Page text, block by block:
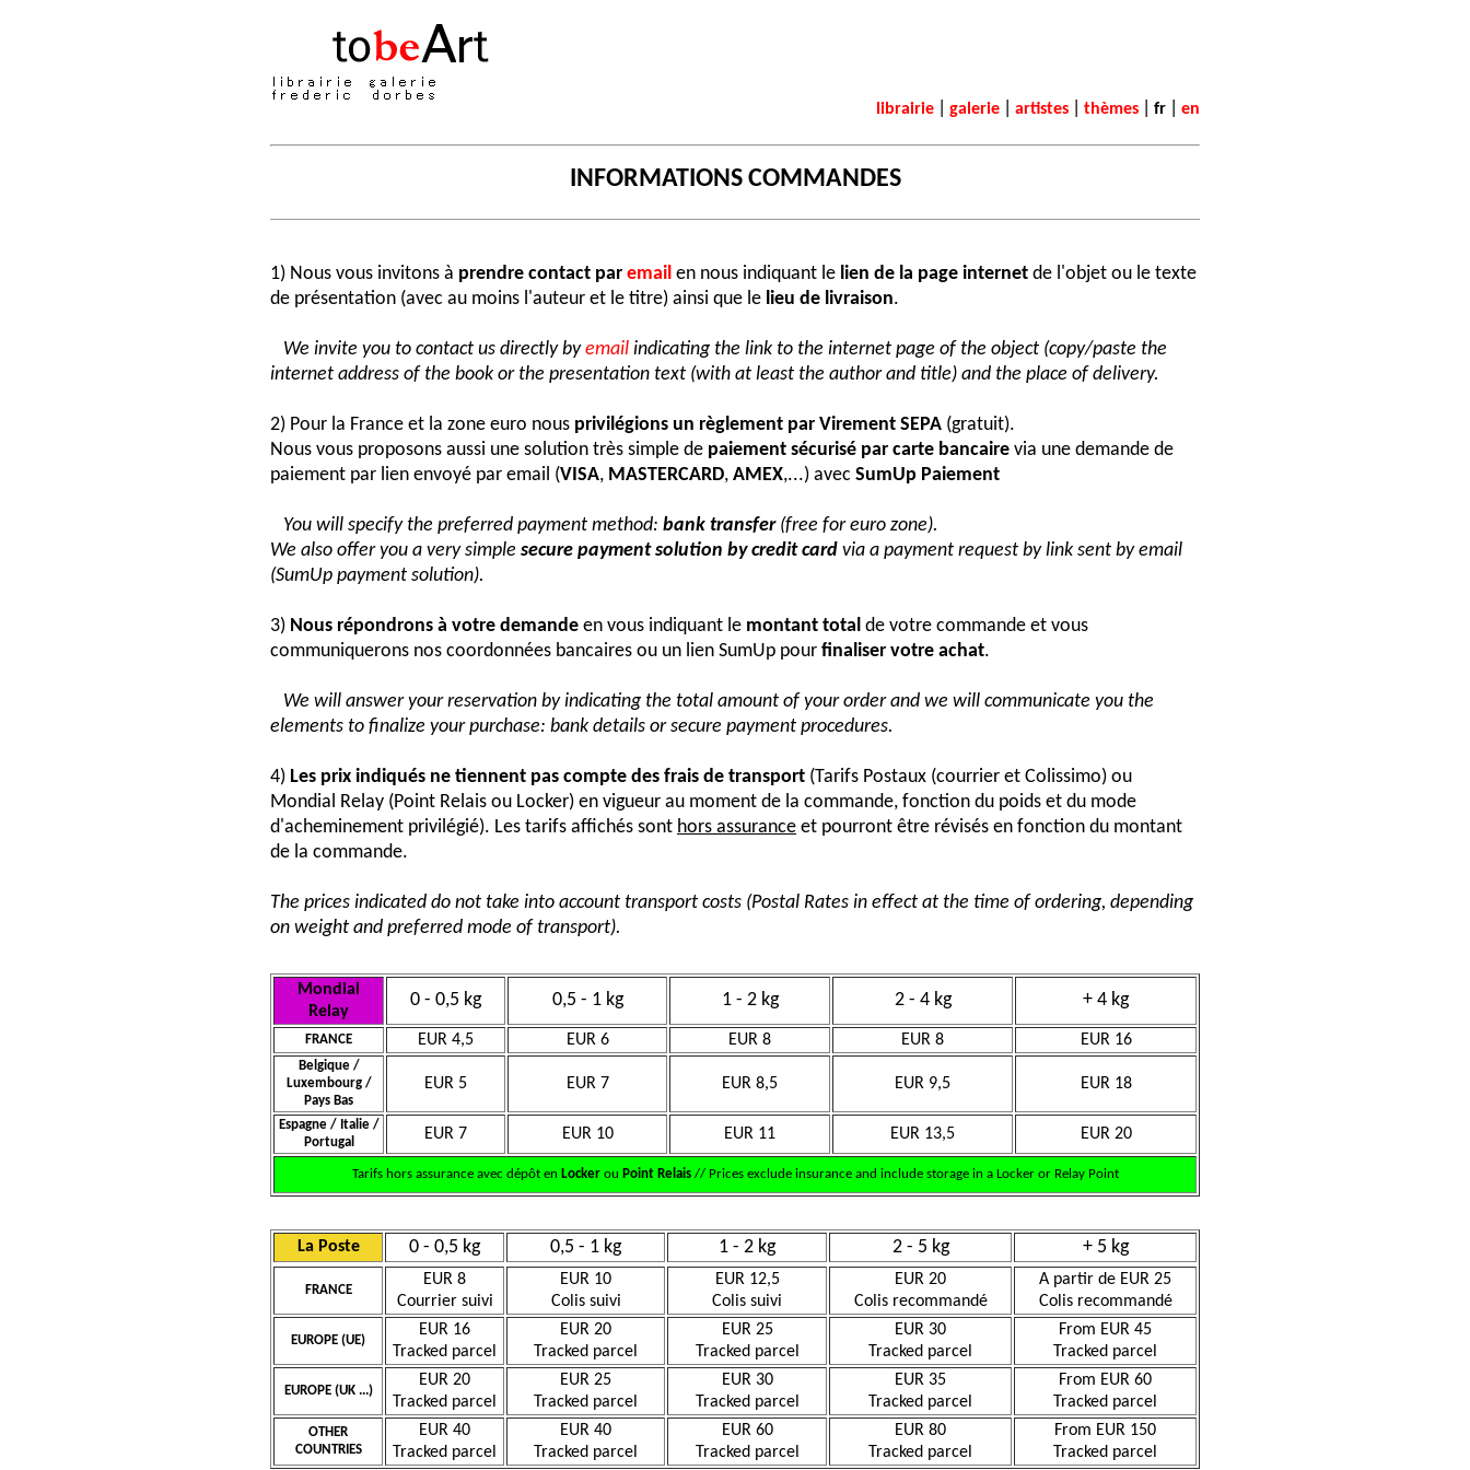
librairie galerie artistes thèmes fr en
INFORMATIONS COMMANDES
1) Nous vous invitons à prendre contact par email en nous indiquant le lien de la page internet de l'objet ou le texte
de présentation (avec au moins l'auteur et le titre) ainsi que le lieu de livraison.
We invite you to contact us directly byemail indicating the link to the internet page of the object (copy/paste the
internet address of the book or the presentation text (with at least the author and title) and the place of delivery.
2) Pour la France et la zone euro nous privilégions un règlement par Virement SEPA (gratuit).
Nous vous proposons aussi une solution très simple de paiement sécurisé par carte bancaire via une demande de
paiement par lien envoyé par email (VISA, MASTERCARD, AMEX,...) avec SumUp Paiement
You will specify the preferred payment method: bank transfer(free for euro zone).
We also offer you a very simple secure payment solution by credit card via a payment request by link sent by email
(SumUp payment solution).
3) Nous répondrons à votre demande en vous indiquant le montant total de votre commande et vous
communiquerons nos coordonnées bancaires ou un lien SumUp pour finaliser votre achat.
We will answer your reservation by indicating the total amount of your order and we will communicate you the
elements to finalize your purchase: bank details or secure payment procedures.
4) Les prix indiqués ne tiennent pas compte des frais de transport (Tarifs Postaux (courrier et Colissimo) ou
Mondial Relay (Point Relais ou Locker) en vigueur au moment de la commande, fonction du poids et du mode
d'acheminement privilégié). Les tarifs affichés sont hors assurance et pourront être révisés en fonction du montant
de la commande.
The prices indicated do not take into account transport costs (Postal Rates in effect at the time of ordering, depending
on weight and preferred mode of transport).
Mondial
Relay
0 - 0,5 kg 0,5 - 1 kg 1 - 2 kg 2 - 4 kg + 4 kg
FRANCE EUR 4,5 EUR 6 EUR 8 EUR 8 EUR 16
Belgique /
Luxembourg /
Pays Bas
EUR 5 EUR 7 EUR 8,5 EUR 9,5 EUR 18
Espagne / Italie /
Portugal
EUR 7 EUR 10 EUR 11 EUR 13,5 EUR 20
Tarifs hors assurance avec dépôt en Lockerou Point Relais// Prices exclude insurance and include storage in a Locker or Relay Point
La Poste 0 - 0,5 kg 0,5 - 1 kg 1 - 2 kg 2 - 5 kg + 5 kg
FRANCE
EUR 8
Courrier suivi
EUR 10
Colis suivi
EUR 12,5
Colis suivi
EUR 20
Colis recommandé
A partir de EUR 25
Colis recommandé
EUROPE (UE)
EUR 16
Tracked parcel
EUR 20
Tracked parcel
EUR 25
Tracked parcel
EUR 30
Tracked parcel
From EUR 45
Tracked parcel
EUROPE (UK ...)
EUR 20
Tracked parcel
EUR 25
Tracked parcel
EUR 30
Tracked parcel
EUR 35
Tracked parcel
From EUR 60
Tracked parcel
OTHER
COUNTRIES
EUR 40
Tracked parcel
EUR 40
Tracked parcel
EUR 60
Tracked parcel
EUR 80
Tracked parcel
From EUR 150
Tracked parcel